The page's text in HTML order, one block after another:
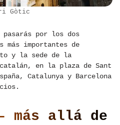
Gòtic
pasarás por los dos
más importantes de
y la sede de la
en la plaza de Sant
Catalunya y Barcelona
más allá de